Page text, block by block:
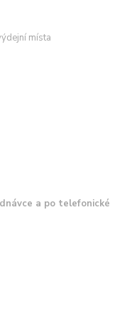
místa
a po telefonické